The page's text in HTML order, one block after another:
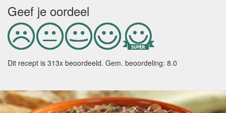
Geef je oordeel
Dit recept is 313x beoordeeld. Gem. beoordeling: 8.0